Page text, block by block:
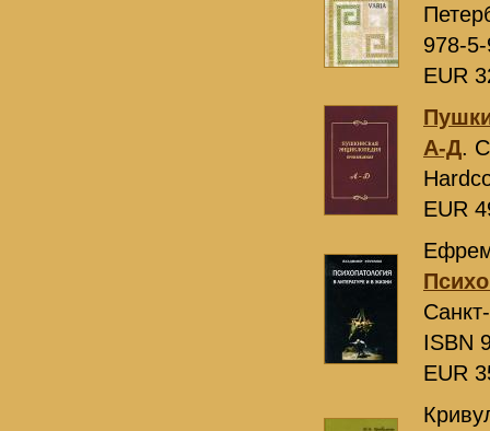
978-
EUR
А-Д.
EUR
ISBN
EUR